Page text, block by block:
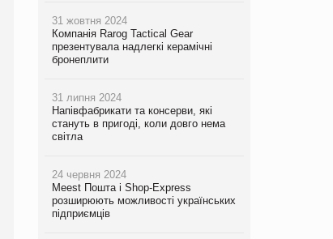
31 жовтня 2024
Компанія Rarog Tactical Gear
презентувала надлегкі керамічні
бронеплити
31 липня 2024
Напівфабрикати та консерви, які
стануть в пригоді, коли довго нема
світла
24 червня 2024
Meest Пошта і Shop-Express
розширюють можливості українських
підприємців